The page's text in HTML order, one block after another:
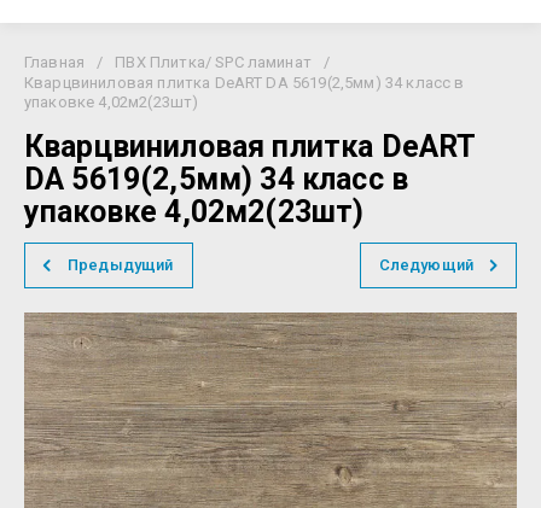
Главная / ПВХ Плитка/ SPC ламинат
/
Кварцвиниловая плитка DeART DA 5619(2,5мм) 34 класс в
упаковке 4,02м2(23шт)
Кварцвиниловая плитка DeART
DA 5619(2,5мм) 34 класс в
упаковке 4,02м2(23шт)
Предыдущий Следующий